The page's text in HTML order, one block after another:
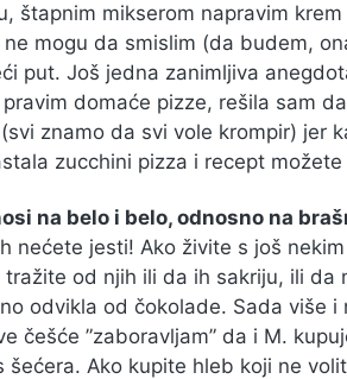
štapnim mikserom napravim
mogu da smislim (da budem,
put. Još jedna zanimljiva
domaće pizze, rešila sam
znamo da svi vole krompir) jer
zucchini pizza i recept možete
na belo i belo, odnosno na
nećete jesti! Ako živite s još
od njih ili da ih sakriju, ili da
odvikla od čokolade. Sada više i
češće ”zaboravljam” da i M.
šećera. Ako kupite hleb koji ne